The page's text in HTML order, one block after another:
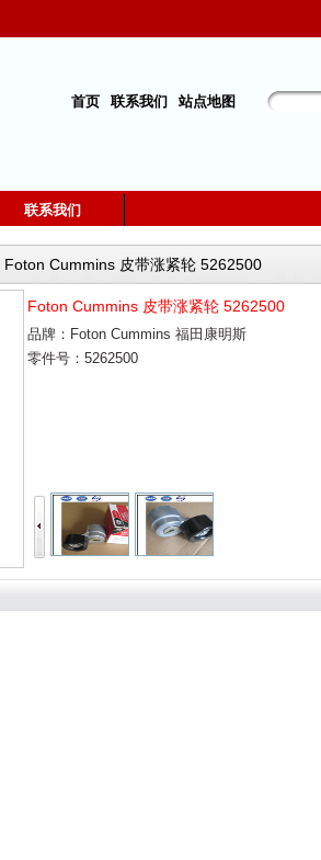
站点地图
联系我们
首页
联系我们
Foton Cummins 皮带涨紧轮 5262500
Foton Cummins 皮带涨紧轮 5262500
品牌：Foton Cummins 福田康明斯
零件号：5262500